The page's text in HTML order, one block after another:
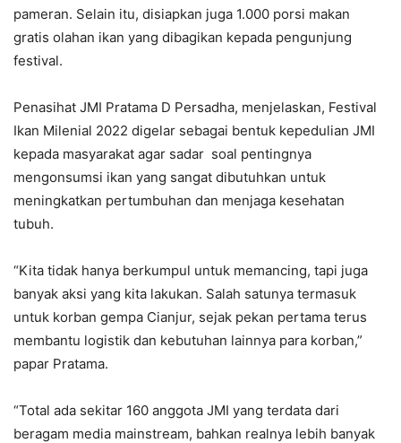
pameran. Selain itu, disiapkan juga 1.000 porsi makan
gratis olahan ikan yang dibagikan kepada pengunjung
festival.
Penasihat JMI Pratama D Persadha, menjelaskan, Festival
Ikan Milenial 2022 digelar sebagai bentuk kepedulian JMI
kepada masyarakat agar sadar soal pentingnya
mengonsumsi ikan yang sangat dibutuhkan untuk
meningkatkan pertumbuhan dan menjaga kesehatan
tubuh.
“Kita tidak hanya berkumpul untuk memancing, tapi juga
banyak aksi yang kita lakukan. Salah satunya termasuk
untuk korban gempa Cianjur, sejak pekan pertama terus
membantu logistik dan kebutuhan lainnya para korban,”
papar Pratama.
“Total ada sekitar 160 anggota JMI yang terdata dari
beragam media mainstream, bahkan realnya lebih banyak